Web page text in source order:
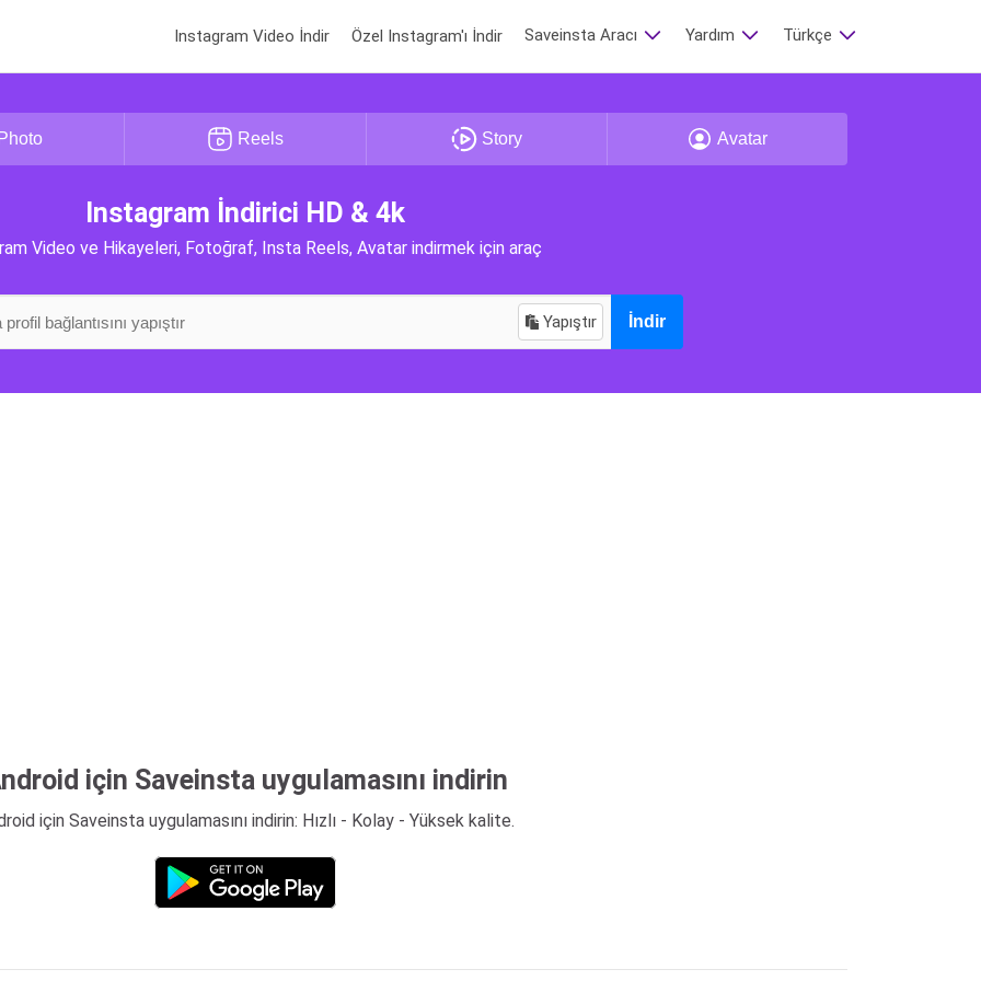
Instagram Video İndir Özel Instagram'ı İndir Saveinsta Aracı Yardım Türkçe‬
Photo Reels Story Avatar
Instagram İndirici HD & 4k
Video ve Hikayeleri, Fotoğraf, Insta Reels, Avatar indirmek için araç
Yapıştır İndir
için Saveinsta uygulamasını indirin
için Saveinsta uygulamasını indirin: Hızlı - Kolay - Yüksek kalite.